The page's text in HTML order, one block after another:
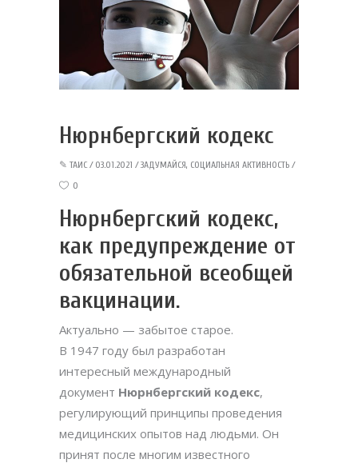
Нюрнбергский кодекс
✎ ТАИС 03.01.2021 ЗАДУМАЙСЯ, СОЦИАЛЬНАЯ АКТИВНОСТЬ
0
Нюрнбергский кодекс,
как предупреждение от
обязательной всеобщей
вакцинации.
Актуально — забытое старое.
В 1947 году был разработан
интересный международный
документ Нюрнбергский кодекс,
регулирующий принципы проведения
медицинских опытов над людьми. Он
принят после многим известного